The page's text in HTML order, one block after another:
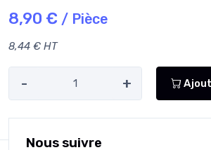
8,90 € / Pièce
8,44 € HT
- +
Nous suivre